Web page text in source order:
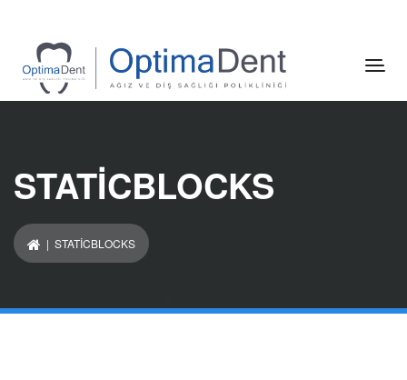
STATICBLOCKS
| STATICBLOCKS